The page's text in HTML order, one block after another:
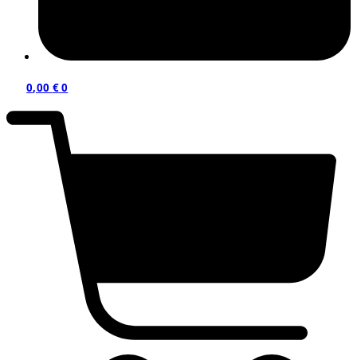
0,00 €0